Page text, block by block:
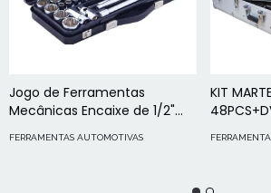
Jogo de Ferramentas
Mecânicas Encaixe de 1/2"
198
FERRAMENTAS AUTOMOTIVAS
KIT